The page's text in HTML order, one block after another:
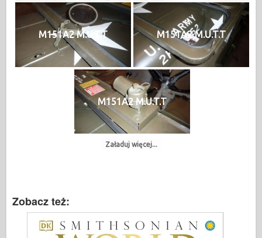
M151A2 M.U.T.T M151A2 M.U.T.T
M151A2 M.U.T.T
Załaduj więcej...
Zobacz też: